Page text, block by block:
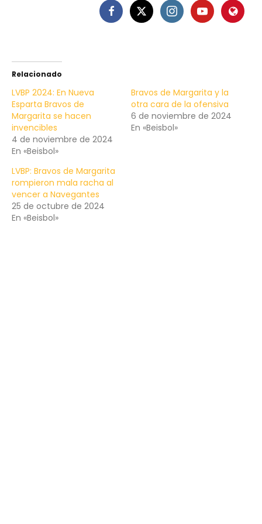
Relacionado
LVBP 2024: En Nueva
Esparta Bravos de
Margarita se hacen
invencibles
4 de noviembre de 2024
En «Beisbol»
Bravos de Margarita y la
otra cara de la ofensiva
6 de noviembre de 2024
En «Beisbol»
LVBP: Bravos de Margarita
rompieron mala racha al
vencer a Navegantes
25 de octubre de 2024
En «Beisbol»